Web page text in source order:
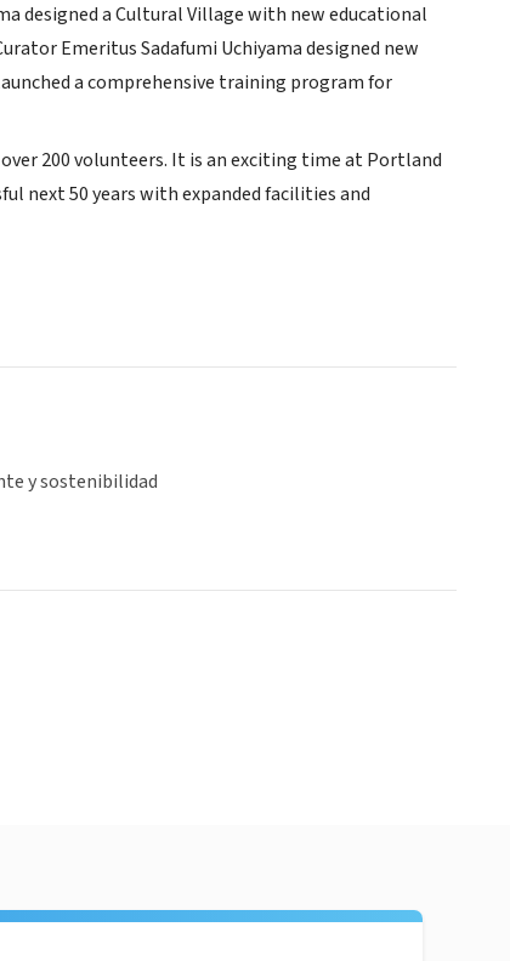
designed a Cultural Village with new educational
Emeritus Sadafumi Uchiyama designed new
a comprehensive training program for
over 200 volunteers. It is an exciting time at Portland
next 50 years with expanded facilities and
y sostenibilidad